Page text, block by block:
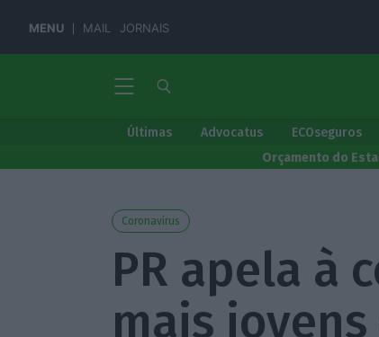
MENU MAIL JORNAIS
Últimas Advocatus ECOseguros
Orçamento do
Coronavírus
PR apela à
mais